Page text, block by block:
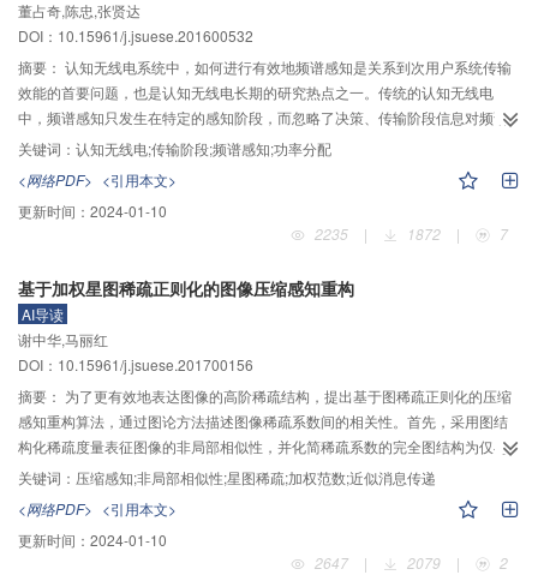
传播规则，并刻画信息传播的演化规律。最后，采用新浪微博的真实数据对本
文的传播模型进行了仿真实验，仿真结果验证了节点态度影响着信息的传播，
证明了本文所提模型能够更准确地描述信息传播规律，反映社交网络的信息传
播过程。
董占奇,陈忠,张贤达
DOI：10.15961/j.jsuese.201600532
摘要： 认知无线电系统中，如何进行有效地频谱感知是关系到次用户系统传输
效能的首要问题，也是认知无线电长期的研究热点之一。传统的认知无线电
中，频谱感知只发生在特定的感知阶段，而忽略了决策、传输阶段信息对频谱
感知的支持作用。提出了一种充分利用传输阶段的信息进行频谱感知的方法，
并基于感知结果优化下一阶段的发射功率分配。考虑基于解码信息的频谱感知
算法，在传输阶段，次用户接收机在接收到次用户发射机的信息后，对信息进
行解码；之后，将次用户信息从接收信号中去除，利用剩余的信号检测主用户
的工作状态，并根据状态的不同，优化次用户下一阶段的发射功率。数值仿真
频谱感知），在对主用户造成相同的平均干扰情况下，提出的算法能够在一定
程度上提升次用户平均信道容量。提出的算法通过对传输阶段信息的二次利
用，能够为频谱感知行为提供更多的可用信息，提升检测主用户当前工作状态
的正确率，在对主用户造成一定的平均干扰约束下，更加精确地控制次用户自
身的传输参数，从系统机制的层面上提高了对通信信道的综合利用率。
关键词： 认知无线电;传输阶段;频谱感知;功率分配
<网络PDF> <引用本文>
更新时间： 2024-01-10
2235
| 1872 | 7
基于加权星图稀疏正则化的图像压缩感知重构
AI导读
谢中华,马丽红
DOI：10.15961/j.jsuese.201700156
摘要： 为了更有效地表达图像的高阶稀疏结构，提出基于图稀疏正则化的压缩
感知重构算法，通过图论方法描述图像稀疏系数间的相关性。首先，采用图结
构化稀疏度量表征图像的非局部相似性，并化简稀疏系数的完全图结构为仅与
均值节点连接的星图结构，以实现更高效的稀疏表达；然后，通过加权范数的
形式体现稀疏系数的不同重要性，达到自适应恢复的目的。进一步，提出求解
星图稀疏模型的近似消息传递算法，通过引入辅助变量，使得权值参数和稀疏
系数的优化问题更易求解。实验结果表明，所提出的算法在客观质量和主观质
量上优于其他基于非局部稀疏模型的重构算法，验证了星图稀疏模型的有效
关键词： 压缩感知;非局部相似性;星图稀疏;加权范数;近似消息传递
<网络PDF> <引用本文>
更新时间： 2024-01-10
2647
| 2079 | 2